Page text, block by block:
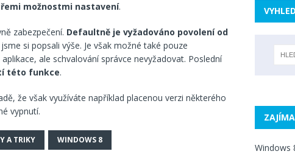
možnostmi nastavení.
zabezpečení. Defaultně je vyžadováno povolení od
si popsali výše. Je však možné také pouze
ale schvalování správce nevyžadovat. Poslední
této funkce.
že však využíváte například placenou verzi některého
vypnutí.
A TRIKY WINDOWS 8
Windows